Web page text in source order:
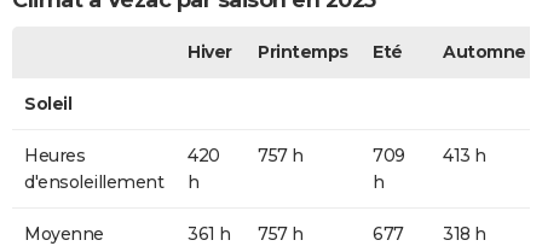
Hiver Printemps Eté Automne
Soleil
Heures
d'ensoleillement
420
h
757 h
709
h
413 h
Moyenne
361 h 757 h
677
318 h